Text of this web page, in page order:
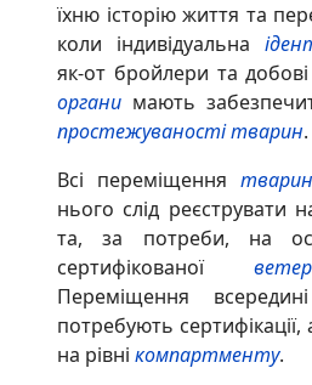
їхню історію життя та
коли індивідуальна
як-от бройлери та
органи мають
простежуваності тварин.
Всі переміщення тварин
нього слід реєструвати
та, за потреби, на
сертифікованої
Переміщення
потребують сертифікації,
на рівні компартменту.